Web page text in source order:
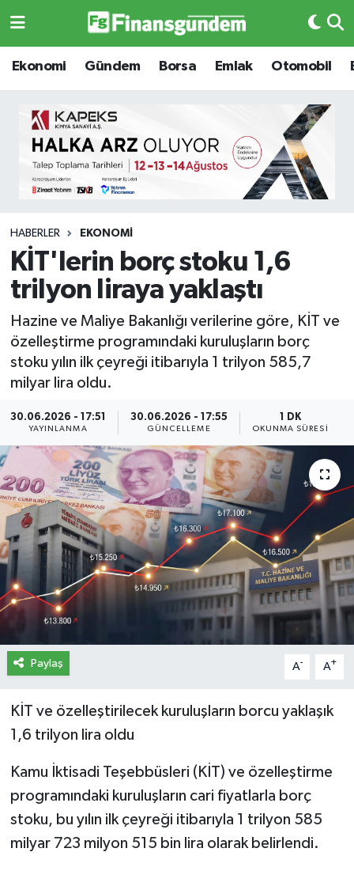
Ekonomi Gündem Borsa Emlak Otomobil
HABERLER EKONOMI
KİT'lerin borç stoku 1,6
trilyon liraya yaklaştı
Hazine ve Maliye Bakanlığı verilerine göre, KİT ve
özelleştirme programındaki kuruluşların borç
stoku yılın ilk çeyreği itibarıyla 1 trilyon 585,7
milyar lira oldu.
30.06.2026 - 17:51
YAYINLANMA
30.06.2026 - 17:55
GÜNCELLEME
1 DK
OKUNMA SÜRESI
Paylaş A- A+
KİT ve özelleştirilecek kuruluşların borcu yaklaşık
1,6 trilyon lira oldu
Kamu İktisadi Teşebbüsleri (KİT) ve özelleştirme
programındaki kuruluşların cari fiyatlarla borç
stoku, bu yılın ilk çeyreği itibarıyla 1 trilyon 585
milyar 723 milyon 515 bin lira olarak belirlendi.
Ekonomi
Borsa
Emlak
Otomobil
Gizlilik Sözleşmesi
Hakkımızda
İletişim
Künye
Yasal Uyarı
Ekonomi
Borsa
Emlak
Emtia
BITCOIN
Yapay Zeka